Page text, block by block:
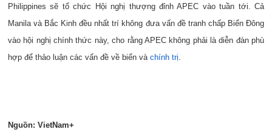
Philippines sẽ tổ chức Hội nghị thượng đỉnh APEC vào tuần tới. Cả
Manila và Bắc Kinh đều nhất trí không đưa vấn đề tranh chấp Biển Đông
vào hội nghị chính thức này, cho rằng APEC không phải là diễn đàn phù
hợp để thảo luận các vấn đề về biển và chính trị.
Nguồn: VietNam+